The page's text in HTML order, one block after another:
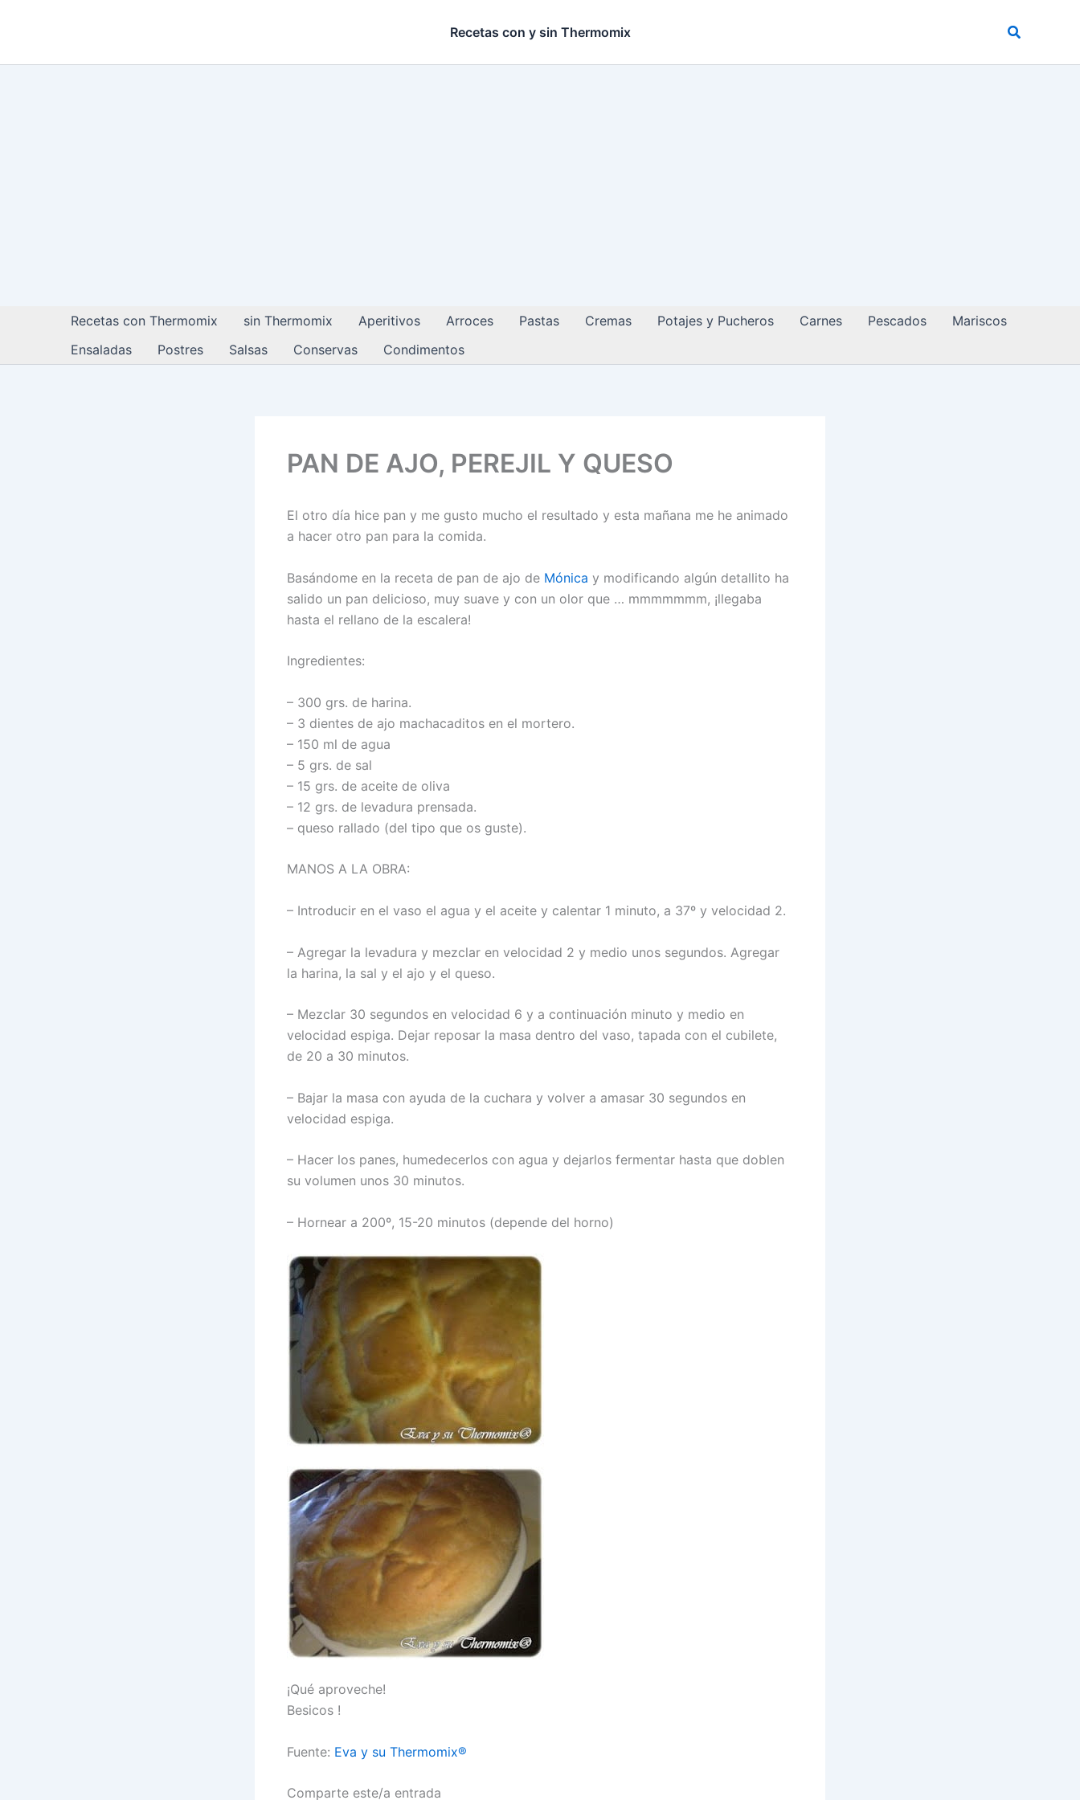
Recetas con y sin Thermomix Buscar
Recetas con Thermomix sin Thermomix Aperitivos Arroces Pastas Cremas Potajes y Pucheros Carnes Pescados
Mariscos
Ensaladas
Postres Salsas Conservas Condimentos
PAN DE AJO, PEREJIL Y QUESO
El otro día hice pan y me gusto mucho el resultado y esta mañana me he animado
a hacer otro pan para la comida.
Basándome en la receta de pan de ajo de Mónica y modificando algún detallito ha
salido un pan delicioso, muy suave y con un olor que … mmmmmmm, ¡llegaba
hasta el rellano de la escalera!
Ingredientes:
– 300 grs. de harina.
– 3 dientes de ajo machacaditos en el mortero.
– 150 ml de agua
– 5 grs. de sal
– 15 grs. de aceite de oliva
– 12 grs. de levadura prensada.
– queso rallado (del tipo que os guste).
MANOS A LA OBRA:
– Introducir en el vaso el agua y el aceite y calentar 1 minuto, a 37º y velocidad 2.
– Agregar la levadura y mezclar en velocidad 2 y medio unos segundos. Agregar
la harina, la sal y el ajo y el queso.
– Mezclar 30 segundos en velocidad 6 y a continuación minuto y medio en
velocidad espiga. Dejar reposar la masa dentro del vaso, tapada con el cubilete,
de 20 a 30 minutos.
– Bajar la masa con ayuda de la cuchara y volver a amasar 30 segundos en
velocidad espiga.
– Hacer los panes, humedecerlos con agua y dejarlos fermentar hasta que doblen
su volumen unos 30 minutos.
– Hornear a 200º, 15-20 minutos (depende del horno)
¡Qué aproveche!
Besicos !
Fuente: Eva y su Thermomix®
Comparte este/a entrada